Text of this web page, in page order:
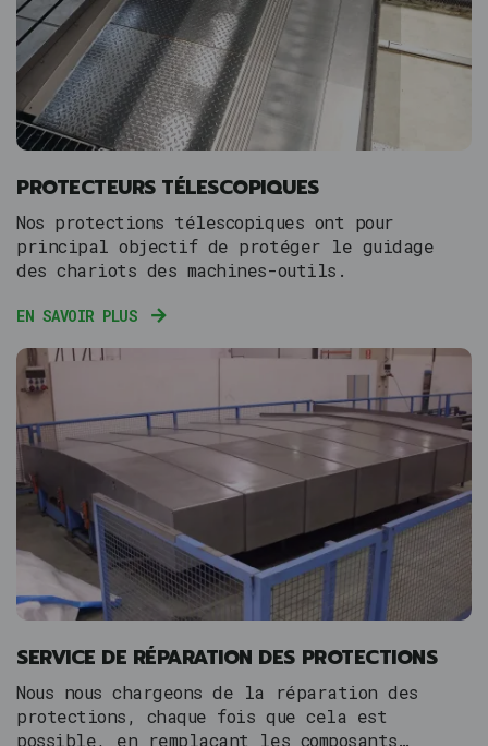
PROTECTEURS TÉLESCOPIQUES
Nos protections télescopiques ont pour
principal objectif de protéger le guidage
des chariots des machines-outils.
EN SAVOIR PLUS
SERVICE DE RÉPARATION DES PROTECTIONS
Nous nous chargeons de la réparation des
protections, chaque fois que cela est
possible, en remplaçant les composants